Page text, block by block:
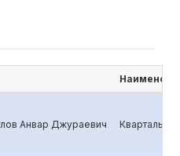
Анвар Джураевич